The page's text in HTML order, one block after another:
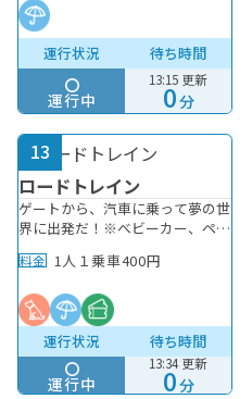
持ちの方：４００円年間パスポー
トをお持ちの方：無料※付き添い
の大人の方も有料となります。※
高校生以上の方の体験はお子様の
付き添いの場合のみです。（高校
生以上の方のみの体験はできませ
ん。）※エンジョイパス対象外
（エンジョイパスをお持ちの方は
半額）※年間パスポートをお持ち
の方は無料※0～2歳のお子様（無
料）も保護者の要付き添い（有
料）にてご入場いただけます。※
入場される際は、保護者の方の入
し、付き添い大人1名以上の入場
をお願いいたします 例：小人4
名の場合は大人2名以上の入場が
必要です）※水着もしくは濡れて
も支障をきたさない服をご着用く
運行状況
運行中
待ち時間
13:15 更新
0分
13
ロードトレイン
ゲートから、汽車に乗って夢の世
界に出発だ！※ベビーカー、ペッ
料金 1人１乗車400円
運行状況
運行中
待ち時間
13:34 更新
0分